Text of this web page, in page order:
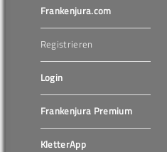
Frankenjura.com
Registrieren
Login
Frankenjura Premium
KletterApp